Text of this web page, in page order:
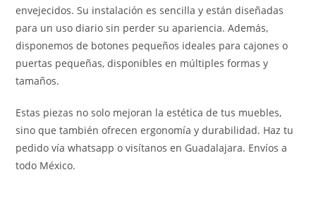
envejecidos. Su instalación es sencilla y están diseñadas
para un uso diario sin perder su apariencia. Además,
disponemos de botones pequeños ideales para cajones o
puertas pequeñas, disponibles en múltiples formas y
tamaños.
Estas piezas no solo mejoran la estética de tus muebles,
sino que también ofrecen ergonomía y durabilidad. Haz tu
pedido vía whatsapp o visítanos en Guadalajara. Envíos a
todo México.